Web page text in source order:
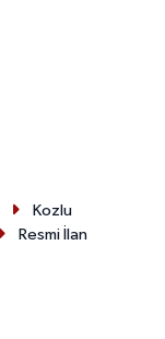
Kozlu
Resmi İlan